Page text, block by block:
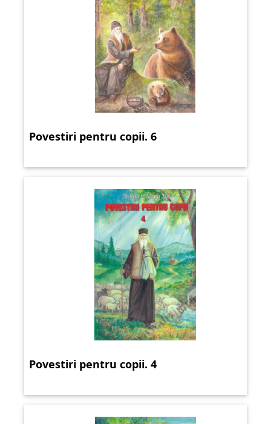
Povestiri pentru copii. 6
Povestiri pentru copii. 4